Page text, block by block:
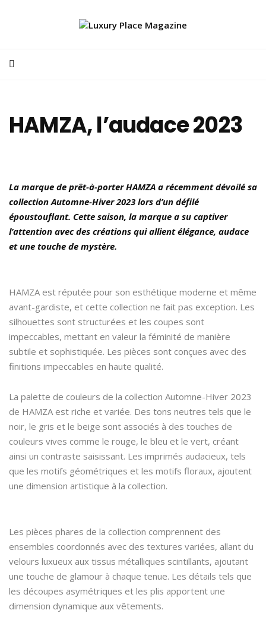
HAMZA, l’audace 2023
La marque de prêt-à-porter HAMZA a récemment dévoilé sa
collection Automne-Hiver 2023 lors d’un défilé
époustouflant. Cette saison, la marque a su captiver
l’attention avec des créations qui allient élégance, audace
et une touche de mystère.
HAMZA est réputée pour son esthétique moderne et même
avant-gardiste, et cette collection ne fait pas exception. Les
silhouettes sont structurées et les coupes sont
impeccables, mettant en valeur la féminité de manière
subtile et sophistiquée. Les pièces sont conçues avec des
finitions impeccables en haute qualité.
La palette de couleurs de la collection Automne-Hiver 2023
de HAMZA est riche et variée. Des tons neutres tels que le
noir, le gris et le beige sont associés à des touches de
couleurs vives comme le rouge, le bleu et le vert, créant
ainsi un contraste saisissant. Les imprimés audacieux, tels
que les motifs géométriques et les motifs floraux, ajoutent
une dimension artistique à la collection.
Les pièces phares de la collection comprennent des
ensembles coordonnés avec des textures variées, allant du
velours luxueux aux tissus métalliques scintillants, ajoutant
une touche de glamour à chaque tenue. Les détails tels que
les découpes asymétriques et les plis apportent une
dimension dynamique aux vêtements.